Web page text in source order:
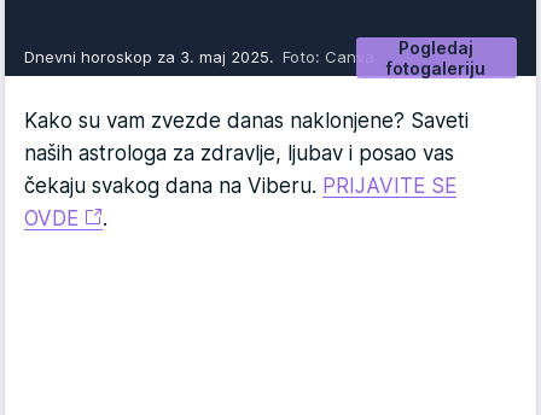
Pogledaj
fotogaleriju
Dnevni horoskop za 3. maj 2025. Foto: Canva
Kako su vam zvezde danas naklonjene? Saveti
naših astrologa za zdravlje, ljubav i posao vas
čekaju svakog dana na Viberu. PRIJAVITE SE
OVDE
.